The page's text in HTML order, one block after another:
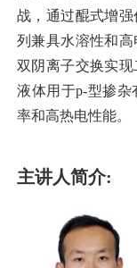
战，通过醌式增
列兼具水溶性和
双阴离子交换实
液体用于p-型掺
率和高热电性能。
主讲人简介: